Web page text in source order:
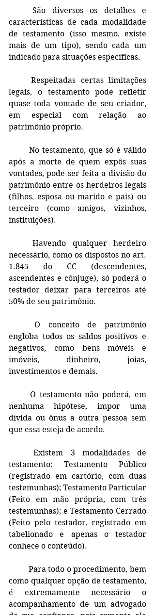
	São diversos os detalhes e
características de cada modalidade
de testamento (isso mesmo, existe
mais de um tipo), sendo cada um
indicado para situações específicas.
	Respeitadas certas limitações
legais, o testamento pode refletir
quase toda vontade de seu criador,
em especial com relação ao
patrimônio próprio.
após a morte de quem expôs suas
vontades, pode ser feita a divisão do
patrimônio entre os herdeiros legais
(filhos, esposa ou marido e pais) ou
terceiro (como amigos, vizinhos,
instituições).
	Havendo qualquer herdeiro
necessário, como os dispostos no art.
1.845 do CC (descendentes,
ascendentes e cônjuge), só poderá o
testador deixar para terceiros até
50% de seu patrimônio.
engloba todos os saldos positivos e
negativos, como bens móveis e
imóveis, dinheiro, joias,
investimentos e demais.
nenhuma hipótese, impor uma
dívida ou ônus a outra pessoa sem
que essa esteja de acordo.
	Existem 3 modalidades de
testamento: Testamento Público
(registrado em cartório, com duas
testemunhas); Testamento Particular
(Feito em mão própria, com três
testemunhas); e Testamento Cerrado
(Feito pelo testador, registrado em
tabelionado e apenas o testador
conhece o conteúdo).
como qualquer opção de testamento,
é extremamente necessário o
acompanhamento de um advogado